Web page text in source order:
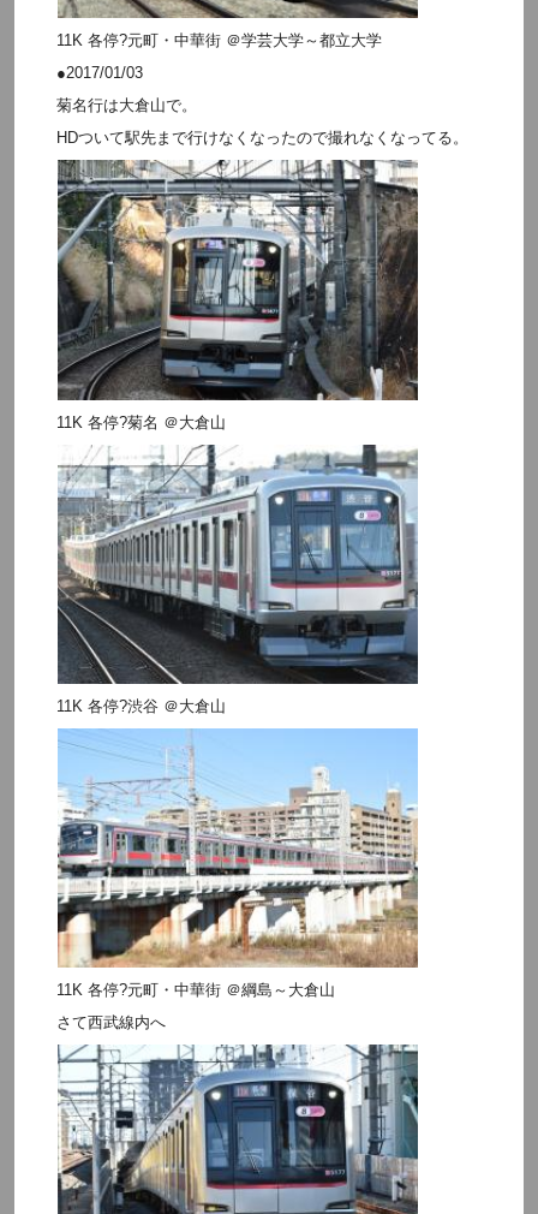
11K 各停?元町・中華街 ＠学芸大学～都立大学
●2017/01/03
菊名行は大倉山で。
HDついて駅先まで行けなくなったので撮れなくなってる。
11K 各停?菊名 ＠大倉山
11K 各停?渋谷 ＠大倉山
11K 各停?元町・中華街 ＠綱島～大倉山
さて西武線内へ